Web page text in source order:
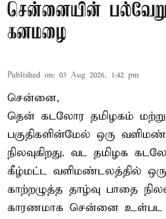
சென்னையின் பல்வேறு
கனமழை
Published on: 03 Aug 2026, 1:42 pm
சென்னை,
தென் கடலோர தமிழகம்
பகுதிகளின்மேல் ஒரு
நிலவுகிறது. வட தமிழக
கீழ்மட்ட வளிமண்டலத்தில்
காற்றழுத்த தாழ்வு பாதை
காரணமாக சென்னை உள்பட